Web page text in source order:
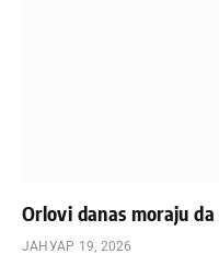
Orlovi danas moraju
ЈАНУАР 19, 2026